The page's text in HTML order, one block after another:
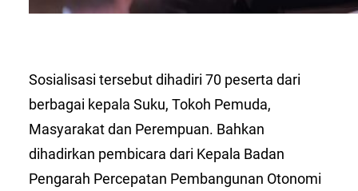
Sosialisasi tersebut dihadiri 70 peserta dari
berbagai kepala Suku, Tokoh Pemuda,
Masyarakat dan Perempuan. Bahkan
dihadirkan pembicara dari Kepala Badan
Pengarah Percepatan Pembangunan Otonomi